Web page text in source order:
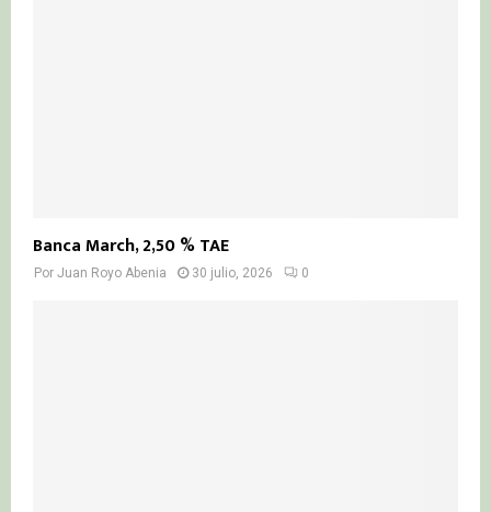
Banca March, 2,50 % TAE
Por Juan Royo Abenia 30 julio, 2026 0